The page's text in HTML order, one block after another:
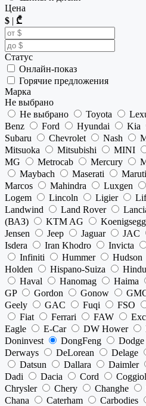
Цена
$ | ₾
Статус
Онлайн-показ
Горячие предложения
Марка
Не выбрано
Не выбрано
Toyota
Benz
Ford Hyundai Kia
Subaru
Chevrolet Nash
Mitsuoka
Mitsubishi MINI
MG
Metrocab Mercury
Maybach
Maserati Maruti
Marcos
Mahindra Luxgen
Logem
Lincoln Ligier
Landwind
Land Rover
(ВАЗ)
KTM AG Koenigsegg
Jensen
Jeep Jaguar JAC
Isdera
Iran Khodro Invicta
Infiniti
Hummer Hudson
Holden
Hispano-Suiza
Haval
Hanomag Haima
GP
Gordon Gonow
Geely
GAC Fuqi FSO
Fiat
Ferrari FAW
Eagle
E-Car DW Hower
Doninvest
DongFeng Dodge
Derways
DeLorean Delage
Datsun
Dallara Daimler
Dadi
Dacia Cord
Chrysler
Chery Changhe
Chana
Caterham Carbodies